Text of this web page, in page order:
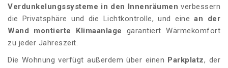
Verdunkelungssysteme in den Innenräumen verbessern
die Privatsphäre und die Lichtkontrolle, und eine an der
Wand montierte Klimaanlage garantiert Wärmekomfort
zu jeder Jahreszeit.
Die Wohnung verfügt außerdem über einen Parkplatz, der